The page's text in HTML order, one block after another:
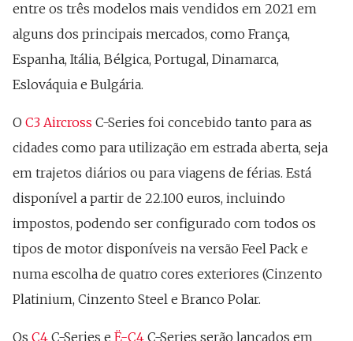
entre os três modelos mais vendidos em 2021 em
alguns dos principais mercados, como França,
Espanha, Itália, Bélgica, Portugal, Dinamarca,
Eslováquia e Bulgária.
O C3 Aircross C-Series foi concebido tanto para as
cidades como para utilização em estrada aberta, seja
em trajetos diários ou para viagens de férias. Está
disponível a partir de 22.100 euros, incluindo
impostos, podendo ser configurado com todos os
tipos de motor disponíveis na versão Feel Pack e
numa escolha de quatro cores exteriores (Cinzento
Platinium, Cinzento Steel e Branco Polar.
Os C4 C-Series e Ë-C4 C-Series serão lançados em